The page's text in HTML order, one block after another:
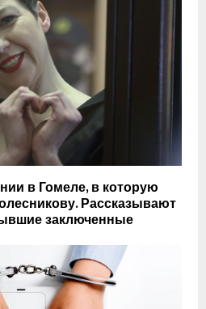
в Гомеле, в которую
Рассказывают
заключенные